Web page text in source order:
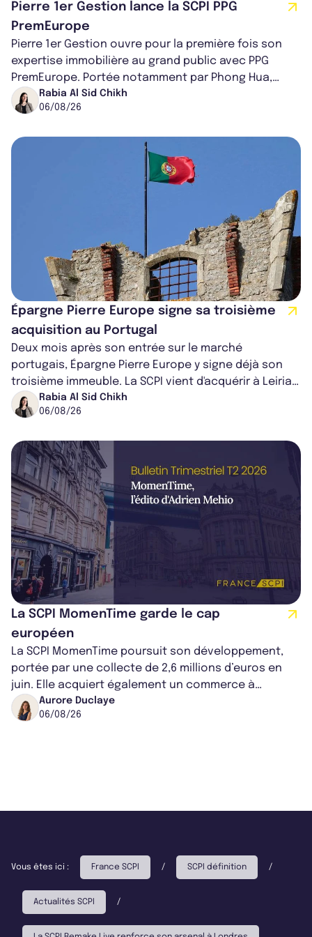
Pierre 1er Gestion lance la SCPI PPG
PremEurope
Pierre 1er Gestion ouvre pour la première fois son
expertise immobilière au grand public avec PPG
PremEurope. Portée notamment par Phong Hua,
ancien directeur des investissements d...
Rabia Al Sid Chikh
06/08/26
Épargne Pierre Europe signe sa troisième
acquisition au Portugal
Deux mois après son entrée sur le marché
portugais, Épargne Pierre Europe y signe déjà son
troisième immeuble. La SCPI vient d'acquérir à Leiria,
dans le centre du pays, un établis...
Rabia Al Sid Chikh
06/08/26
La SCPI MomenTime garde le cap
européen
La SCPI MomenTime poursuit son développement,
portée par une collecte de 2,6 millions d’euros en
juin. Elle acquiert également un commerce à
Worcester, place une plateforme logisti...
Aurore Duclaye
06/08/26
Vous êtes ici : France SCPI / SCPI définition /
Actualités SCPI /